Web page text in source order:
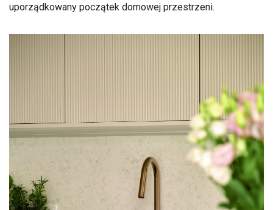
uporządkowany początek domowej przestrzeni.